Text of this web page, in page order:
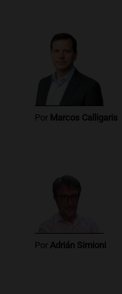
Por Marcos Calligaris
Por Adrián Simioni